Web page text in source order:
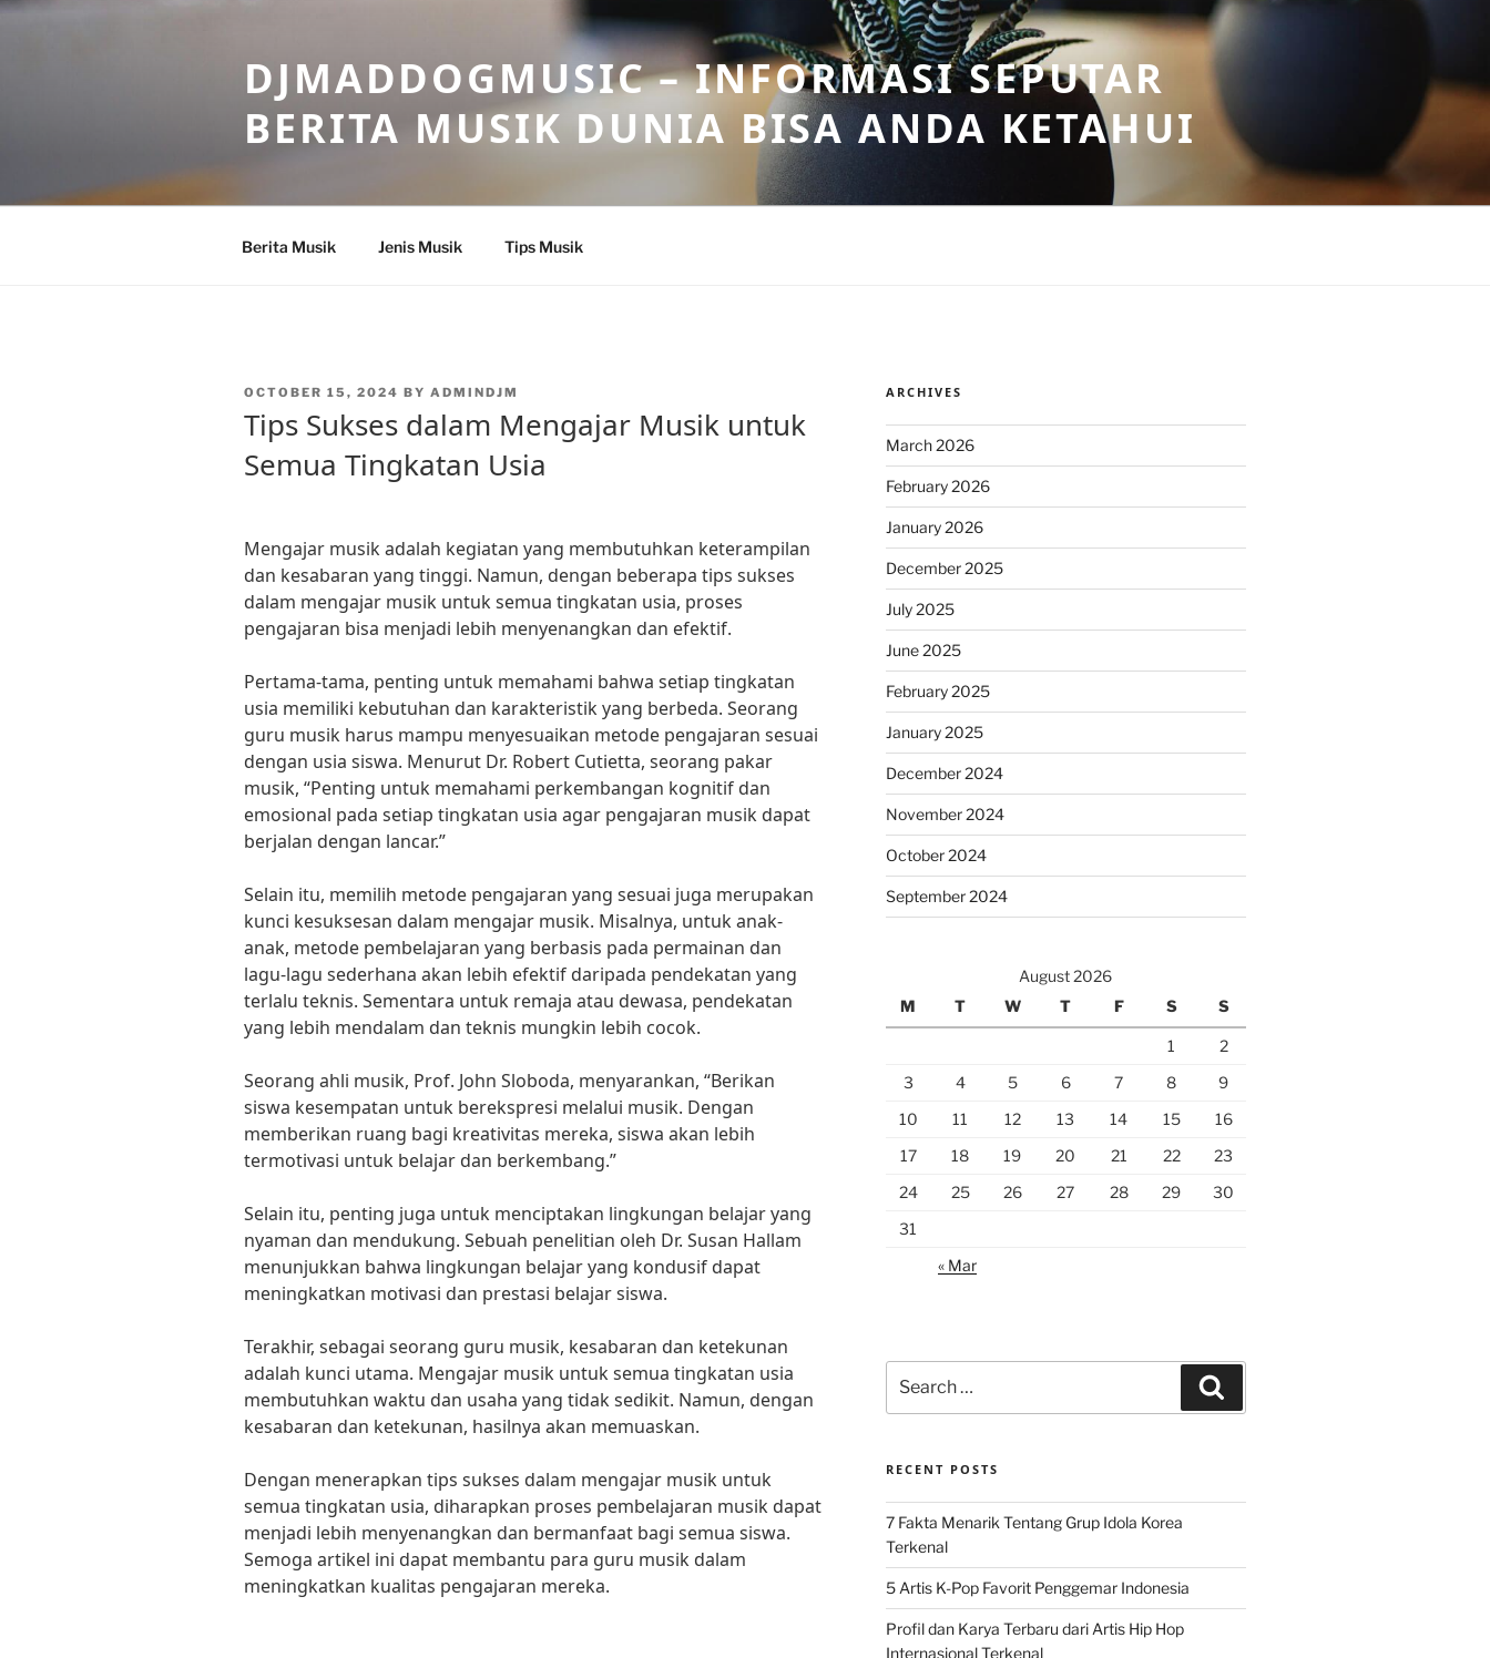
Skip
DJMADDOGMUSIC – INFORMASI SEPUTAR
BERITA MUSIK DUNIA BISA ANDA KETAHUI
Berita Musik Jenis Musik Tips Musik
POSTED
OCTOBER 15, 2024 BY ADMINDJM
Tips Sukses dalam Mengajar Musik untuk
Semua Tingkatan Usia
Mengajar musik adalah kegiatan yang membutuhkan keterampilan
dan kesabaran yang tinggi. Namun, dengan beberapa tips sukses
dalam mengajar musik untuk semua tingkatan usia, proses
pengajaran bisa menjadi lebih menyenangkan dan efektif.
Pertama-tama, penting untuk memahami bahwa setiap tingkatan
usia memiliki kebutuhan dan karakteristik yang berbeda. Seorang
guru musik harus mampu menyesuaikan metode pengajaran sesuai
dengan usia siswa. Menurut Dr. Robert Cutietta, seorang pakar
musik, “Penting untuk memahami perkembangan kognitif dan
emosional pada setiap tingkatan usia agar pengajaran musik dapat
berjalan dengan lancar.”
Selain itu, memilih metode pengajaran yang sesuai juga merupakan
kunci kesuksesan dalam mengajar musik. Misalnya, untuk anak-
anak, metode pembelajaran yang berbasis pada permainan dan
lagu-lagu sederhana akan lebih efektif daripada pendekatan yang
terlalu teknis. Sementara untuk remaja atau dewasa, pendekatan
yang lebih mendalam dan teknis mungkin lebih cocok.
Seorang ahli musik, Prof. John Sloboda, menyarankan, “Berikan
siswa kesempatan untuk berekspresi melalui musik. Dengan
memberikan ruang bagi kreativitas mereka, siswa akan lebih
termotivasi untuk belajar dan berkembang.”
Selain itu, penting juga untuk menciptakan lingkungan belajar yang
nyaman dan mendukung. Sebuah penelitian oleh Dr. Susan Hallam
menunjukkan bahwa lingkungan belajar yang kondusif dapat
meningkatkan motivasi dan prestasi belajar siswa.
Terakhir, sebagai seorang guru musik, kesabaran dan ketekunan
adalah kunci utama. Mengajar musik untuk semua tingkatan usia
membutuhkan waktu dan usaha yang tidak sedikit. Namun, dengan
kesabaran dan ketekunan, hasilnya akan memuaskan.
Dengan menerapkan tips sukses dalam mengajar musik untuk
semua tingkatan usia, diharapkan proses pembelajaran musik dapat
menjadi lebih menyenangkan dan bermanfaat bagi semua siswa.
Semoga artikel ini dapat membantu para guru musik dalam
meningkatkan kualitas pengajaran mereka.
ARCHIVES
March 2026
February 2026
January 2026
December 2025
July 2025
June 2025
February 2025
January 2025
December 2024
November 2024
October 2024
September 2024
August 2026
M
T W T F S S
1
2
3
4 5 6 7 8
9
10
11 12 13 14 15
16
17
18 19 20 21 22
23
24
25 26 27 28 29
30
31
« Mar
for:
RECENT POSTS
7 Fakta Menarik Tentang Grup Idola Korea
Terkenal
5 Artis K-Pop Favorit Penggemar Indonesia
Profil dan Karya Terbaru dari Artis Hip Hop
Internasional Terkenal